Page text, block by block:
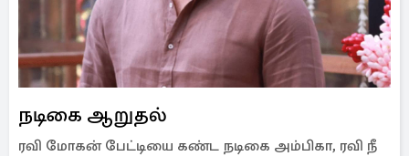
நடிகை ஆறுதல்
ரவி மோகன் பேட்டியை கண்ட நடிகை அம்பிகா, ரவி நீ